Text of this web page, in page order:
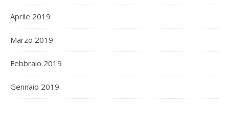
Aprile 2019
Marzo 2019
Febbraio 2019
Gennaio 2019